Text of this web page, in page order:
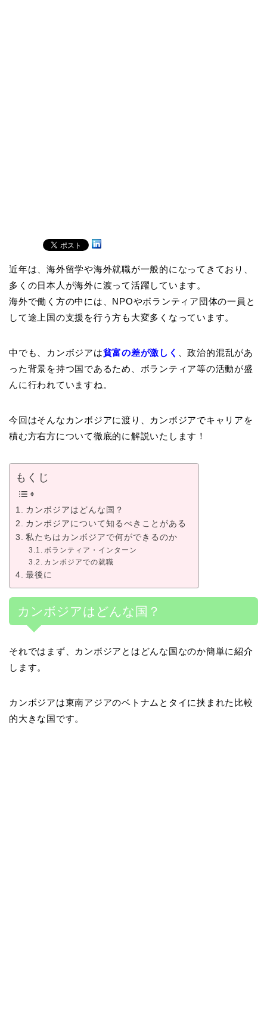
近年は、海外留学や海外就職が一般的になってきており、
多くの日本人が海外に渡って活躍しています。
海外で働く方の中には、NPOやボランティア団体の一員と
して途上国の支援を行う方も大変多くなっています。
中でも、カンボジアは貧富の差が激しく
、政治的混乱があ
った背景を持つ国であるため、ボランティア等の活動が盛
んに行われていますね。
今回はそんなカンボジアに渡り、カンボジアでキャリアを
積む方右方について徹底的に解説いたします！
もくじ
カンボジアはどんな国？
カンボジアについて知るべきことがある
私たちはカンボジアで何ができるのか
ボランティア・インターン
カンボジアでの就職
最後に
カンボジアはどんな国？
それではまず、カンボジアとはどんな国なのか簡単に紹介
します。
カンボジアは東南アジアのベトナムとタイに挟まれた比較
的大きな国です。